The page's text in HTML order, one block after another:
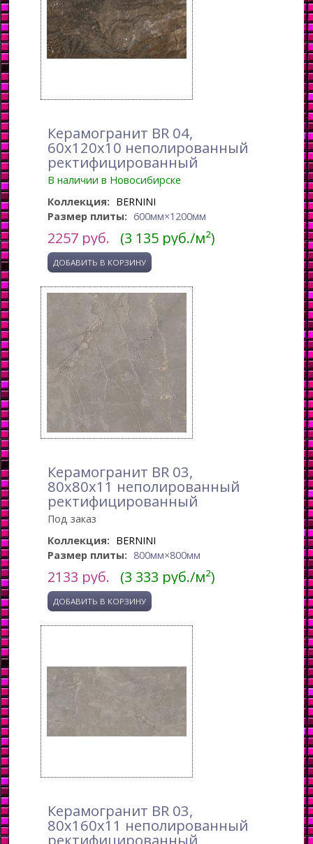
Керамогранит BR 04,
60x120x10 неполированный
ректифицированный
В наличии в Новосибирске
Коллекция: BERNINI
Размер плиты: 600мм×1200мм
2257 руб. (3 135 руб./м²)
Керамогранит BR 03,
80x80x11 неполированный
ректифицированный
Под заказ
Коллекция: BERNINI
Размер плиты: 800мм×800мм
2133 руб. (3 333 руб./м²)
Керамогранит BR 03,
80x160x11 неполированный
ректифицированный